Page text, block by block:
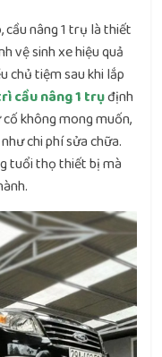
nâng 1 trụ là thiết
vệ sinh xe hiệu quả
chủ tiệm sau khi lắp
cầu nâng 1 trụđịnh
không mong muốn,
chi phí sửa chữa.
tuổi thọ thiết bị mà